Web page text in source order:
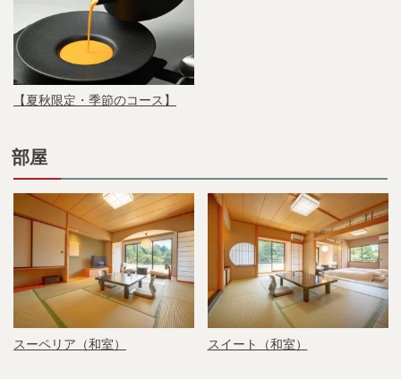
【夏秋限定・季節のコース】
部屋
スーペリア（和室） スイート（和室）